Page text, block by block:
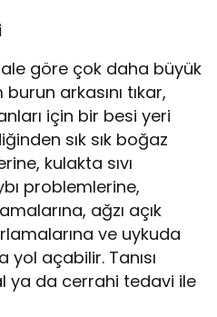
göre çok daha büyük
arkasını tıkar,
için bir besi yeri
sık sık boğaz
kulakta sıvı
problemlerine,
ağzı açık
ve uykuda
yol açabilir. Tanısı
ya da cerrahi tedavi ile